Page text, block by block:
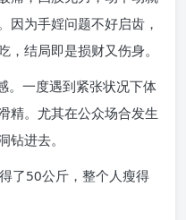
因为手婬问题不好启齿，
结局即是损财又伤身。
。一度遇到紧张状况下体
精。尤其在公众场合发生
进去。
了50公斤，整个人瘦得